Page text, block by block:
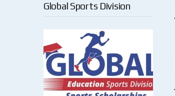
Global Sports Division